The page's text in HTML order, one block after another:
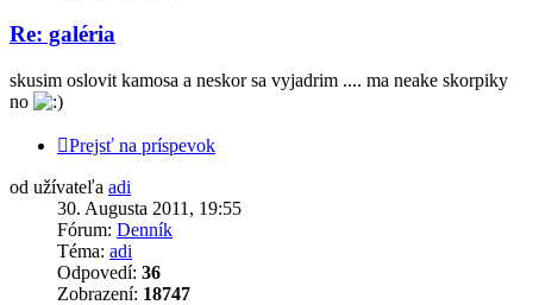
Re: galéria
skusim oslovit kamosa a neskor sa vyjadrim .... ma neake skorpiky
no
Prejsť na príspevok
od užívateľa adi
30. Augusta 2011, 19:55
Fórum: Denník
Téma: adi
Odpovedí: 36
Zobrazení: 18747